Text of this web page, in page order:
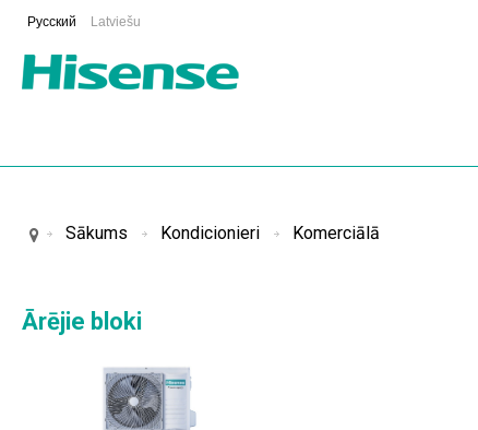
Русский Latviešu
Sākums Kondicionieri Komerciālā
Ārējie bloki